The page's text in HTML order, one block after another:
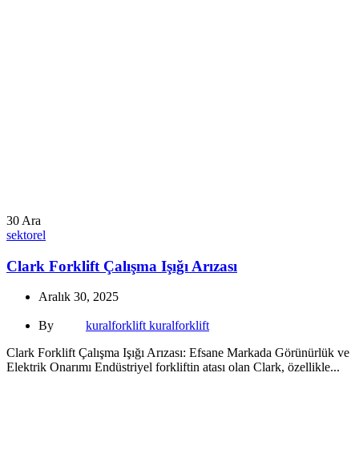
30 Ara
sektorel
Clark Forklift Çalışma Işığı Arızası
Aralık 30, 2025
By
kuralforklift kuralforklift
Clark Forklift Çalışma Işığı Arızası: Efsane Markada Görünürlük ve
Elektrik Onarımı Endüstriyel forkliftin atası olan Clark, özellikle...